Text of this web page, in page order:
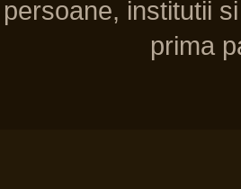
institutii
prima